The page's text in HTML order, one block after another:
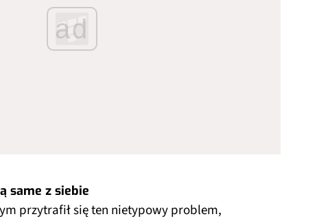
ad
same z siebie
przytrafił się ten nietypowy problem,